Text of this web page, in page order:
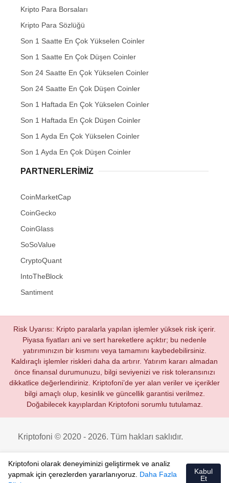
Kripto Para Borsaları
Kripto Para Sözlüğü
Son 1 Saatte En Çok Yükselen Coinler
Son 1 Saatte En Çok Düşen Coinler
Son 24 Saatte En Çok Yükselen Coinler
Son 24 Saatte En Çok Düşen Coinler
Son 1 Haftada En Çok Yükselen Coinler
Son 1 Haftada En Çok Düşen Coinler
Son 1 Ayda En Çok Yükselen Coinler
Son 1 Ayda En Çok Düşen Coinler
PARTNERLERIMIZ
CoinMarketCap
CoinGecko
CoinGlass
SoSoValue
CryptoQuant
IntoTheBlock
Santiment
Risk Uyarısı: Kripto paralarla yapılan işlemler yüksek risk içerir.
Piyasa fiyatları ani ve sert hareketlere açıktır; bu nedenle
yatırımınızın bir kısmını veya tamamını kaybedebilirsiniz.
Kaldıraçlı işlemler riskleri daha da artırır. Yatırım kararı almadan
önce finansal durumunuzu, bilgi seviyenizi ve risk toleransınızı
dikkatlice değerlendiriniz. Kriptofoni’de yer alan veriler ve içerikler
bilgi amaçlı olup, kesinlik ve güncellik garantisi verilmez.
Doğabilecek kayıplardan Kriptofoni sorumlu tutulamaz.
Kriptofoni © 2020 - 2026. Tüm hakları saklıdır.
Kriptofoni olarak deneyiminizi geliştirmek ve analiz
yapmak için çerezlerden yararlanıyoruz. Daha Fazla
Kabul
Et